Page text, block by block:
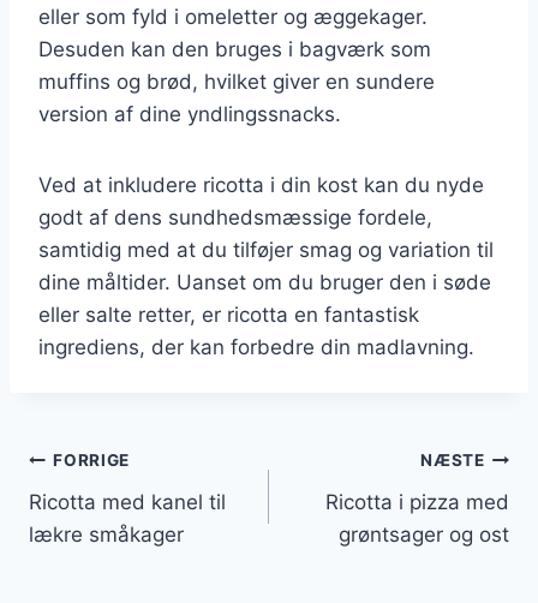
eller som fyld i omeletter og æggekager.
Desuden kan den bruges i bagværk som
muffins og brød, hvilket giver en sundere
version af dine yndlingssnacks.
Ved at inkludere ricotta i din kost kan du nyde
godt af dens sundhedsmæssige fordele,
samtidig med at du tilføjer smag og variation til
dine måltider. Uanset om du bruger den i søde
eller salte retter, er ricotta en fantastisk
ingrediens, der kan forbedre din madlavning.
Indlægsnavigation
FORRIGE
Ricotta med kanel til
lækre småkager
NÆSTE
Ricotta i pizza med
grøntsager og ost